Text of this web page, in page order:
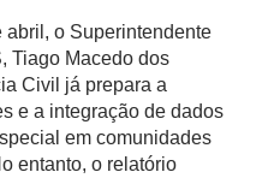
abril, o Superintendente
Tiago Macedo dos
Civil já prepara a
e a integração de dados
em comunidades
entanto, o relatório